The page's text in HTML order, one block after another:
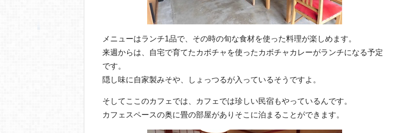
メニューはランチ1品で、その時の旬な食材を使った料理が楽しめます。
来週からは、自宅で育てたカボチャを使ったカボチャカレーがランチになる予定
です。
隠し味に自家製みそや、しょっつるが入っているそうですよ。
そしてここのカフェでは、カフェでは珍しい民宿もやっているんです。
カフェスペースの奥に畳の部屋がありそこに泊まることができます。